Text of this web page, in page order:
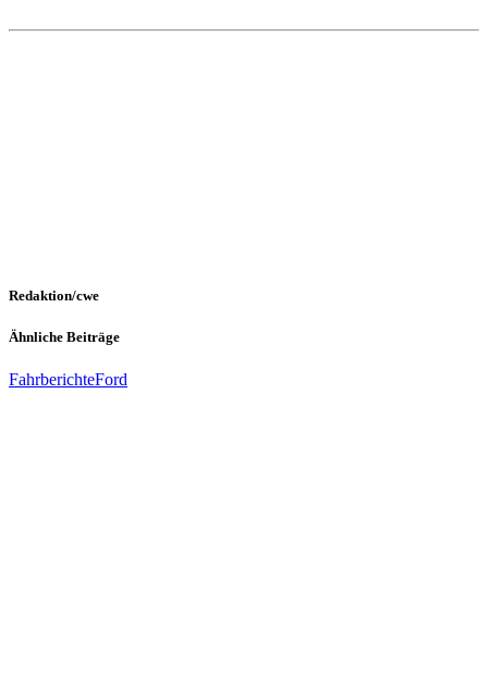
Redaktion/cwe
Ähnliche Beiträge
FahrberichteFord